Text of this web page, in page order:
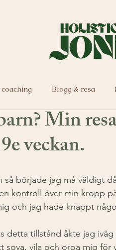
Blogg & resa
Min
veckan.
så började jag må väldigt
kontroll över min kropp
och jag hade knappt
detta tillstånd åkte jag
sova, vila och oroa mig för